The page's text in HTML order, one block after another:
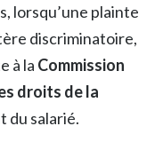
lorsqu’une plainte
discriminatoire,
à la Commission
droits de la
du salarié.